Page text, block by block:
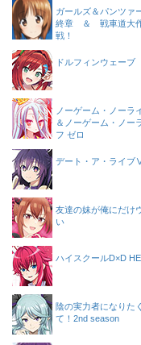
ガールズ＆パンツァ
終章 ＆ 戦車道大
戦！
ドルフィンウェーブ
ノーゲーム・ノーラ
＆ノーゲーム・ノー
フ ゼロ
デート・ア・ライブ
友達の妹が俺にだけ
い
ハイスクールD×D
陰の実力者になりたく
て！2nd season